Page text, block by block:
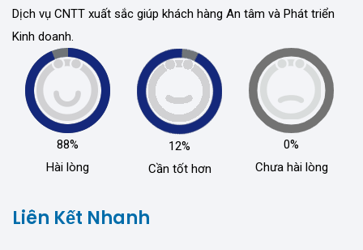
Dịch vụ CNTT xuất sắc giúp khách hàng An tâm và Phát triển
Kinh doanh.
88%
Hài lòng
12%
Cần tốt hơn
0%
Chưa hài lòng
Liên Kết Nhanh